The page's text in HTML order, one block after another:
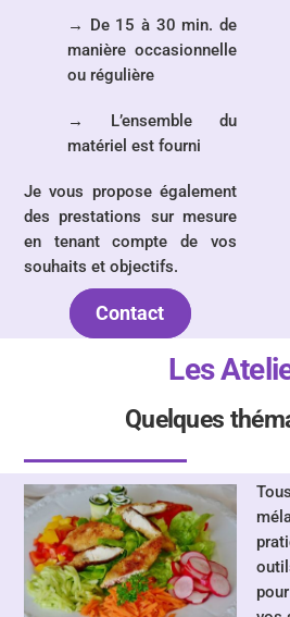
→ De 15 à 30 min. de
manière occasionnelle
ou régulière
→ L’ensemble du
matériel est fourni
Je vous propose également
des prestations sur mesure
en tenant compte de vos
souhaits et objectifs.
Contact
Les
Quelques